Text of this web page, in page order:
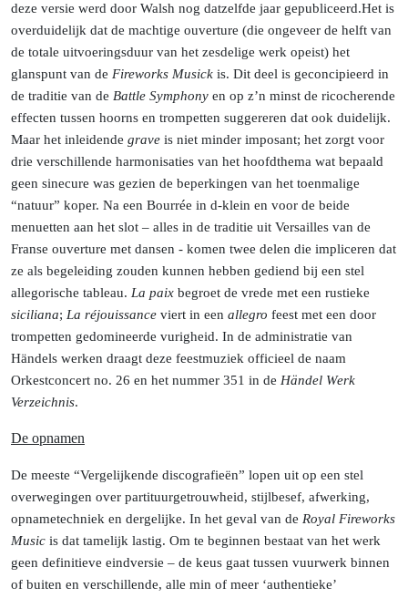
deze versie werd door Walsh nog datzelfde jaar gepubliceerd.Het is
overduidelijk dat de machtige ouverture (die ongeveer de helft van
de totale uitvoeringsduur van het zesdelige werk opeist) het
glanspunt van de Fireworks Musick is. Dit deel is geconcipieerd in
de traditie van de Battle Symphony en op z’n minst de ricocherende
effecten tussen hoorns en trompetten suggereren dat ook duidelijk.
Maar het inleidende grave is niet minder imposant; het zorgt voor
drie verschillende harmonisaties van het hoofdthema wat bepaald
geen sinecure was gezien de beperkingen van het toenmalige
“natuur” koper. Na een Bourrée in d-klein en voor de beide
menuetten aan het slot – alles in de traditie uit Versailles van de
Franse ouverture met dansen - komen twee delen die impliceren dat
ze als begeleiding zouden kunnen hebben gediend bij een stel
allegorische tableau. La paix begroet de vrede met een rustieke
siciliana; La réjouissance viert in een allegro feest met een door
trompetten gedomineerde vurigheid. In de administratie van
Händels werken draagt deze feestmuziek officieel de naam
Orkestconcert no. 26 en het nummer 351 in de Händel Werk
Verzeichnis.
De opnamen
De meeste “Vergelijkende discografieën” lopen uit op een stel
overwegingen over partituurgetrouwheid, stijlbesef, afwerking,
opnametechniek en dergelijke. In het geval van de Royal Fireworks
Music is dat tamelijk lastig. Om te beginnen bestaat van het werk
geen definitieve eindversie – de keus gaat tussen vuurwerk binnen
of buiten en verschillende, alle min of meer ‘authentieke’